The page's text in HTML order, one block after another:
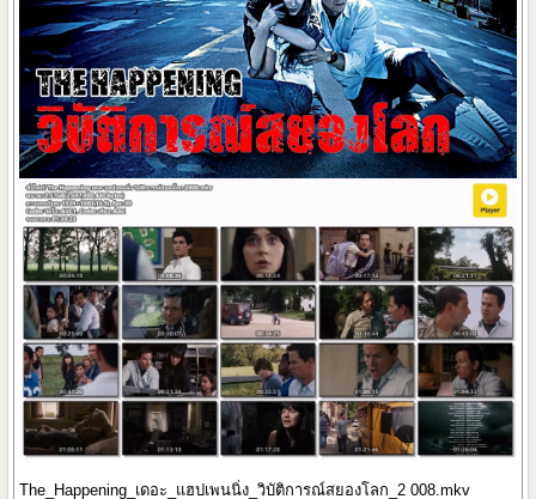
The_Happening_เดอะ_แฮปเพนนิ่ง_วิบัติการณ์สยองโลก_2 008.mkv